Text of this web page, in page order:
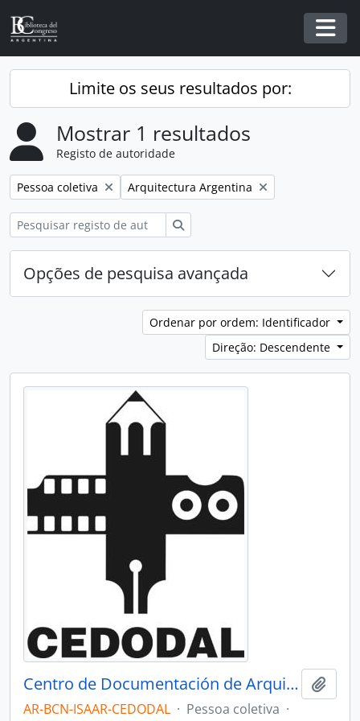
Skip to main content
Limite os seus resultados por:
Mostrar 1 resultados
Registo de autoridade
Remover filtro:
Pessoa coletiva Remover filtro:
Arquitectura Argentina
Opções de pesquisa avançada
Ordenar por ordem: Identificador
Direção: Descendente
Centro de Documentación de Arquitectura Latinoamericana - CEDODAL
AR-BCN-ISAAR-CEDODAL · Pessoa coletiva ·